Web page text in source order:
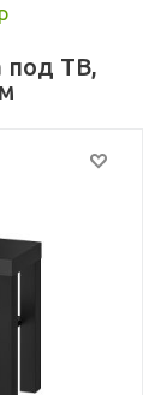
под ТВ,